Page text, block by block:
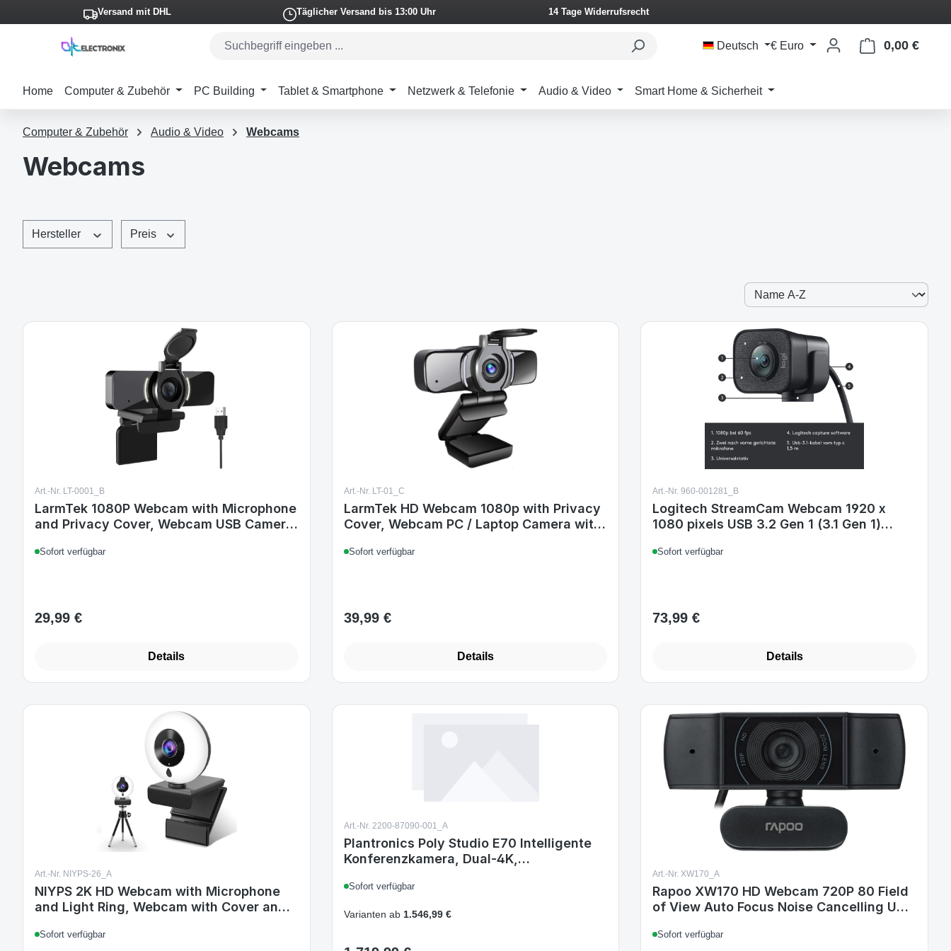
Hauptinhalt springen
Zur Suche springen
Zur Hauptnavigation springen
Versand mit DHL Täglicher Versand bis 13:00 Uhr 14 Tage Widerrufsrecht
Deutsch € Euro 0,00 €
Home Computer & Zubehör PC Building Tablet & Smartphone Netzwerk & Telefonie Audio & Video Smart Home & Sicherheit
Computer & Zubehör Audio & Video Webcams
Webcams
Hersteller Preis
Art.-Nr. LT-0001_B
LarmTek 1080P Webcam with Microphone
and Privacy Cover, Webcam USB Camera,
Sofort verfügbar
Regulärer Preis:
29,99 €
Details
Art.-Nr. LT-01_C
LarmTek HD Webcam 1080p with Privacy
Cover, Webcam PC / Laptop Camera with
Recording Support
Sofort verfügbar
Regulärer Preis:
39,99 €
Details
Art.-Nr. 960-001281_B
Logitech StreamCam Webcam 1920 x
1080 pixels USB 3.2 Gen 1 (3.1 Gen 1)
Sofort verfügbar
Regulärer Preis:
73,99 €
Details
Art.-Nr. NIYPS-26_A
NIYPS 2K HD Webcam with Microphone
and Light Ring, Webcam with Cover and
CAM for YouTube, Skype, Zoom, Xbox
Sofort verfügbar
Art.-Nr. 2200-87090-001_A
Plantronics Poly Studio E70 Intelligente
Konferenzkamera, Dual-4K,
Gruppenausrichtung, kompatibel mit Poly
Sofort verfügbar
Varianten ab1.546,99 €
Art.-Nr. XW170_A
Rapoo XW170 HD Webcam 720P 80 Field
of View Auto Focus Noise Cancelling USB
Sofort verfügbar